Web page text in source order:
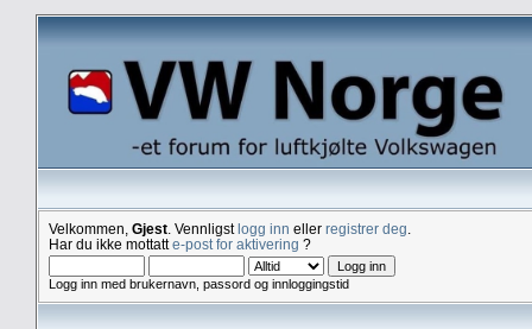
Velkommen, Gjest . Vennligstlogg inn eller registrer deg
Har du ikke mottatte-post for aktivering ?
Logg inn med brukernavn, passord og innloggingstid